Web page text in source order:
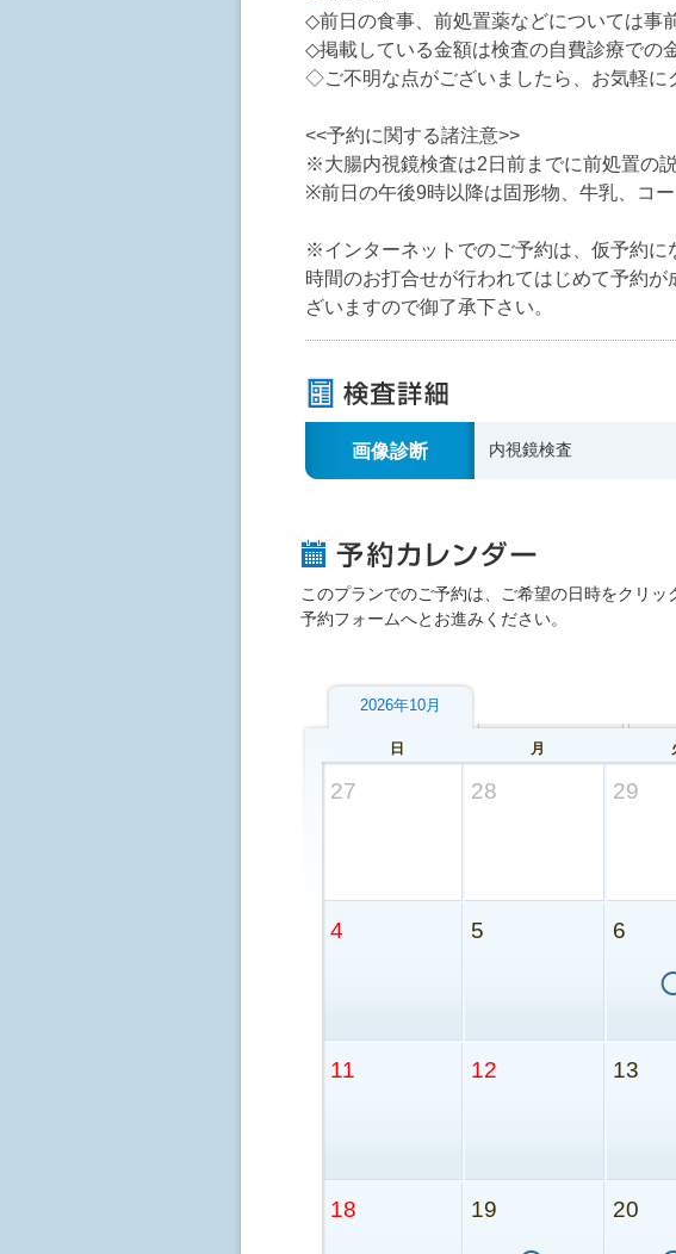
◇前日の食事、前処置薬などについては事
◇掲載している金額は検査の自費診療での
◇ご不明な点がございましたら、お気軽に
<<予約に関する諸注意>>
※大腸内視鏡検査は2日前までに前処置の
※前日の午後9時以降は固形物、牛乳、コ
※インターネットでのご予約は、仮予約に
時間のお打合せが行われてはじめて予約
ざいますので御了承下さい。
画像診断 内視鏡検査
このプランでのご予約は、ご希望の日時をクリッ
予約フォームへとお進みください。
2026年10月
日 月
27 28 29
4 5 6
11 12 13
18 19 20